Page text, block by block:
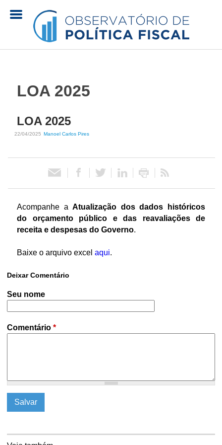
para
o
e
r
i
o
d
P
o
l
LOA 2025
LOA 2025
22/04/2025 Manoel Carlos Pires
Acompanhe aAtualização dos dados históricos
do orçamento público e das reavaliações de
receita e despesas do Governo.
Baixe o arquivo excel aqui.
Deixar Comentário
Seu nome
Comentário *